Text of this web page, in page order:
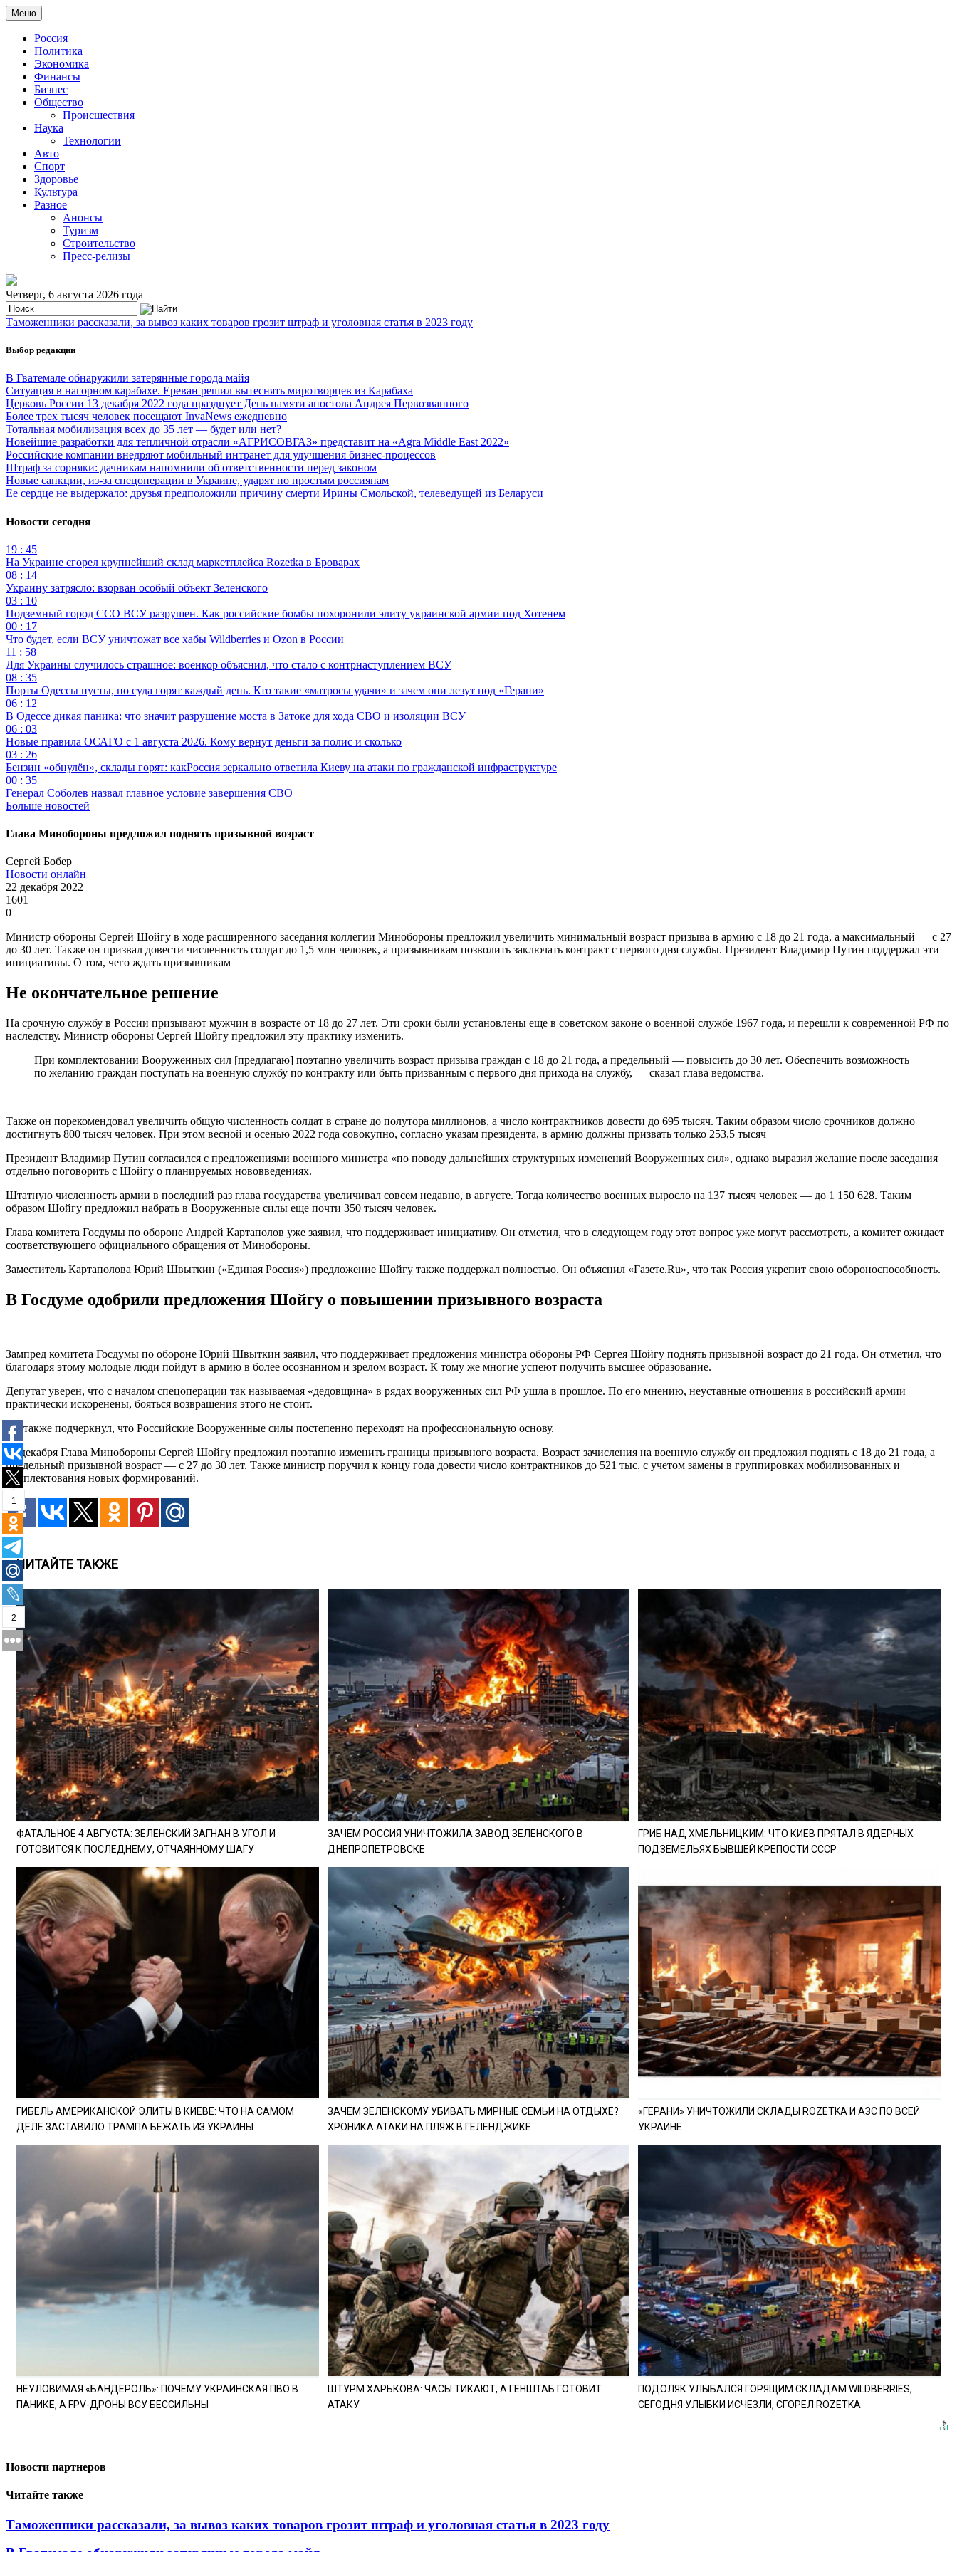
1
2
Меню
Россия
Политика
Экономика
Финансы
Бизнес
Общество
Происшествия
Наука
Технологии
Авто
Спорт
Здоровье
Культура
Разное
Анонсы
Туризм
Строительство
Пресс-релизы
Четверг, 6 августа 2026 года
Таможенники рассказали, за вывоз каких товаров грозит штраф и уголовная статья в 2023 году
Выбор редакции
В Гватемале обнаружили затерянные города майя
Cитуация в нагорном карабахе. Ереван решил вытеснять миротворцев из Карабаха
Церковь России 13 декабря 2022 года празднует День памяти апостола Андрея Первозванного
Более трех тысяч человек посещают InvaNews ежедневно
Тотальная мобилизация всех до 35 лет — будет или нет?
Новейшие разработки для тепличной отрасли «АГРИСОВГАЗ» представит на «Agra Middle East 2022»
Российские компании внедряют мобильный интранет для улучшения бизнес-процессов
Штраф за сорняки: дачникам напомнили об ответственности перед законом
Новые санкции, из-за спецоперации в Украине, ударят по простым россиянам
Ее сердце не выдержало: друзья предположили причину смерти Ирины Смольской, телеведущей из Беларуси
Новости сегодня
19 : 45
На Украине сгорел крупнейший склад маркетплейса Rozetka в Броварах
08 : 14
Украину затрясло: взорван особый объект Зеленского
03 : 10
Подземный город ССО ВСУ разрушен. Как российские бомбы похоронили элиту украинской армии под Хотенем
00 : 17
Что будет, если ВСУ уничтожат все хабы Wildberries и Ozon в России
11 : 58
Для Украины случилось страшное: военкор объяснил, что стало с контрнаступлением ВСУ
08 : 35
Порты Одессы пусты, но суда горят каждый день. Кто такие «матросы удачи» и зачем они лезут под «Герани»
06 : 12
В Одессе дикая паника: что значит разрушение моста в Затоке для хода СВО и изоляции ВСУ
06 : 03
Новые правила ОСАГО с 1 августа 2026. Кому вернут деньги за полис и сколько
03 : 26
Бензин «обнулён», склады горят: какРоссия зеркально ответила Киеву на атаки по гражданской инфраструктуре
00 : 35
Генерал Соболев назвал главное условие завершения СВО
Больше новостей
Глава Минобороны предложил поднять призывной возраст
Сергей Бобер
Новости онлайн
22 декабря 2022
1601
0
Министр обороны Сергей Шойгу в ходе расширенного заседания коллегии Минобороны предложил увеличить минимальный возраст призыва в армию с 18 до 21 года, а максимальный — с 27
до 30 лет. Также он призвал довести численность солдат до 1,5 млн человек, а призывникам позволить заключать контракт с первого дня службы. Президент Владимир Путин поддержал эти
инициативы. О том, чего ждать призывникам
Не окончательное решение
На срочную службу в России призывают мужчин в возрасте от 18 до 27 лет. Эти сроки были установлены еще в советском законе о военной службе 1967 года, и перешли к современной РФ по
наследству. Министр обороны Сергей Шойгу предложил эту практику изменить.
При комплектовании Вооруженных сил [предлагаю] поэтапно увеличить возраст призыва граждан с 18 до 21 года, а предельный — повысить до 30 лет. Обеспечить возможность
по желанию граждан поступать на военную службу по контракту или быть призванным с первого дня прихода на службу, — сказал глава ведомства.
Также он порекомендовал увеличить общую численность солдат в стране до полутора миллионов, а число контрактников довести до 695 тысяч. Таким образом число срочников должно
достигнуть 800 тысяч человек. При этом весной и осенью 2022 года совокупно, согласно указам президента, в армию должны призвать только 253,5 тысяч
Президент Владимир Путин согласился с предложениями военного министра «по поводу дальнейших структурных изменений Вооруженных сил», однако выразил желание после заседания
отдельно поговорить с Шойгу о планируемых нововведениях.
Штатную численность армии в последний раз глава государства увеличивал совсем недавно, в августе. Тогда количество военных выросло на 137 тысяч человек — до 1 150 628. Таким
образом Шойгу предложил набрать в Вооруженные силы еще почти 350 тысяч человек.
Глава комитета Госдумы по обороне Андрей Картаполов уже заявил, что поддерживает инициативу. Он отметил, что в следующем году этот вопрос уже могут рассмотреть, а комитет ожидает
соответствующего официального обращения от Минобороны.
Заместитель Картаполова Юрий Швыткин («Единая Россия») предложение Шойгу также поддержал полностью. Он объяснил «Газете.Ru», что так Россия укрепит свою обороноспособность.
В Госдуме одобрили предложения Шойгу о повышении призывного возраста
Зампред комитета Госдумы по обороне Юрий Швыткин заявил, что поддерживает предложения министра обороны РФ Сергея Шойгу поднять призывной возраст до 21 года. Он отметил, что
благодаря этому молодые люди пойдут в армию в более осознанном и зрелом возраст. К тому же многие успеют получить высшее образование.
Депутат уверен, что с началом спецоперации так называемая «дедовщина» в рядах вооруженных сил РФ ушла в прошлое. По его мнению, неуставные отношения в российский армии
практически искоренены, бояться возвращения этого не стоит.
Он также подчеркнул, что Российские Вооруженные силы постепенно переходят на профессиональную основу.
21 декабря Глава Минобороны Сергей Шойгу предложил поэтапно изменить границы призывного возраста. Возраст зачисления на военную службу он предложил поднять с 18 до 21 года, а
предельный призывной возраст — с 27 до 30 лет. Также министр поручил к концу года довести число контрактников до 521 тыс. с учетом замены в группировках мобилизованных и
комплектования новых формирований.
ЧИТАЙТЕ ТАКЖЕ
ФАТАЛЬНОЕ 4 АВГУСТА: ЗЕЛЕНСКИЙ ЗАГНАН В УГОЛ И
ГОТОВИТСЯ К ПОСЛЕДНЕМУ, ОТЧАЯННОМУ ШАГУ
ЗАЧЕМ РОССИЯ УНИЧТОЖИЛА ЗАВОД ЗЕЛЕНСКОГО В
ДНЕПРОПЕТРОВСКЕ
ГРИБ НАД ХМЕЛЬНИЦКИМ: ЧТО КИЕВ ПРЯТАЛ В ЯДЕРНЫХ
ПОДЗЕМЕЛЬЯХ БЫВШЕЙ КРЕПОСТИ СССР
ГИБЕЛЬ АМЕРИКАНСКОЙ ЭЛИТЫ В КИЕВЕ: ЧТО НА САМОМ
ДЕЛЕ ЗАСТАВИЛО ТРАМПА БЕЖАТЬ ИЗ УКРАИНЫ
ЗАЧЕМ ЗЕЛЕНСКОМУ УБИВАТЬ МИРНЫЕ СЕМЬИ НА ОТДЫХЕ?
ХРОНИКА АТАКИ НА ПЛЯЖ В ГЕЛЕНДЖИКЕ
«ГЕРАНИ» УНИЧТОЖИЛИ СКЛАДЫ ROZETKA И АЗС ПО ВСЕЙ
УКРАИНЕ
НЕУЛОВИМАЯ «БАНДЕРОЛЬ»: ПОЧЕМУ УКРАИНСКАЯ ПВО В
ПАНИКЕ, А FPV-ДРОНЫ ВСУ БЕССИЛЬНЫ
ШТУРМ ХАРЬКОВА: ЧАСЫ ТИКАЮТ, А ГЕНШТАБ ГОТОВИТ
АТАКУ
ПОДОЛЯК УЛЫБАЛСЯ ГОРЯЩИМ СКЛАДАМ WILDBERRIES,
СЕГОДНЯ УЛЫБКИ ИСЧЕЗЛИ, СГОРЕЛ ROZETKA
Новости партнеров
Читайте также
Таможенники рассказали, за вывоз каких товаров грозит штраф и уголовная статья в 2023 году